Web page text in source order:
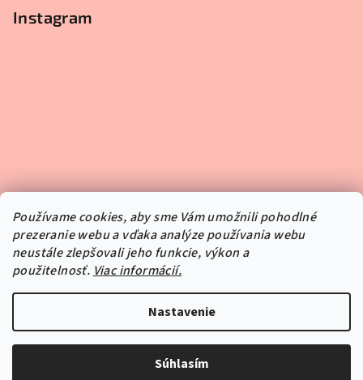
Používame cookies, aby sme Vám umožnili pohodlné
prezeranie webu a vďaka analýze používania webu
neustále zlepšovali jeho funkcie, výkon a
použitelnosť. Viac informácií.
Nastavenie
Súhlasím
Instagram
Sledovať na Instagrame